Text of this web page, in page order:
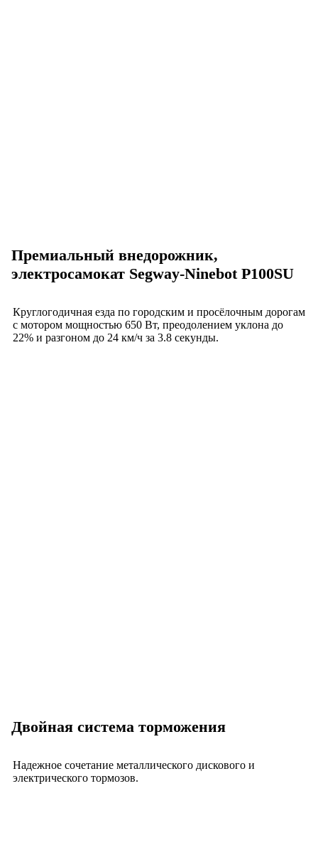
Премиальный внедорожник,
электросамокат Segway-Ninebot P100SU
Круглогодичная езда по городским и просёлочным дорогам
с мотором мощностью 650 Вт, преодолением уклона до
22% и разгоном до 24 км/ч за 3.8 секунды.
Двойная система торможения
Надежное сочетание металлического дискового и
электрического тормозов.